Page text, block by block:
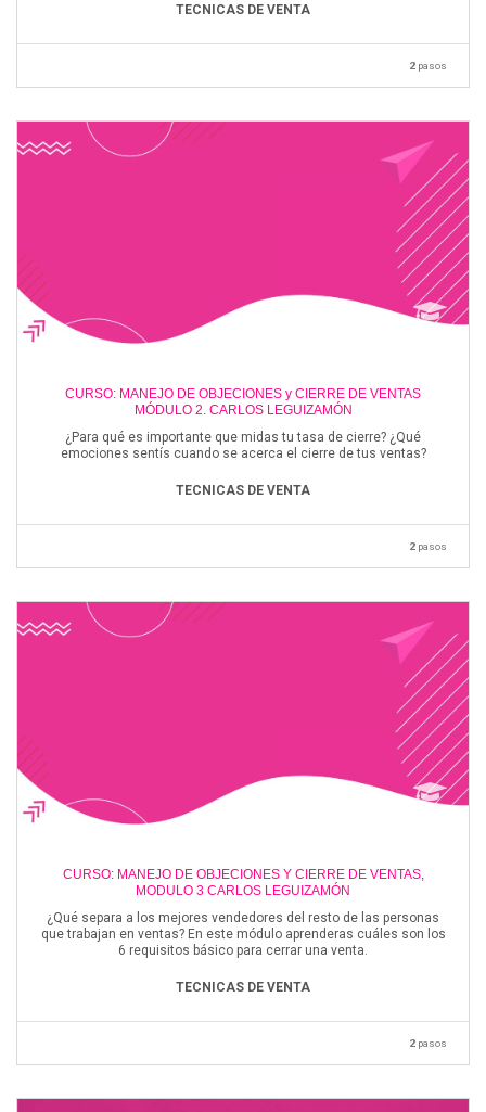
TECNICAS DE VENTA
2 pasos
CURSO: MANEJO DE OBJECIONES y CIERRE DE VENTAS
MÓDULO 2. CARLOS LEGUIZAMÓN
¿Para qué es importante que midas tu tasa de cierre? ¿Qué
emociones sentís cuando se acerca el cierre de tus ventas?
TECNICAS DE VENTA
2 pasos
CURSO: MANEJO DE OBJECIONES Y CIERRE DE VENTAS,
MODULO 3 CARLOS LEGUIZAMÓN
¿Qué separa a los mejores vendedores del resto de las personas
que trabajan en ventas? En este módulo aprenderas cuáles son los
6 requisitos básico para cerrar una venta.
TECNICAS DE VENTA
2 pasos